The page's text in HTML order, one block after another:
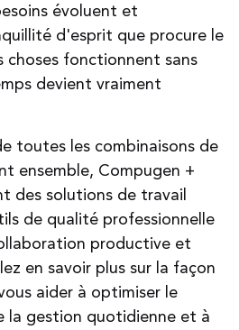
évoluent et
d'esprit que procure le
choses fonctionnent sans
devient vraiment
toutes les combinaisons de
ensemble, Compugen +
des solutions de travail
de qualité professionnelle
productive et
en savoir plus sur la façon
aider à optimiser le
la gestion quotidienne et à